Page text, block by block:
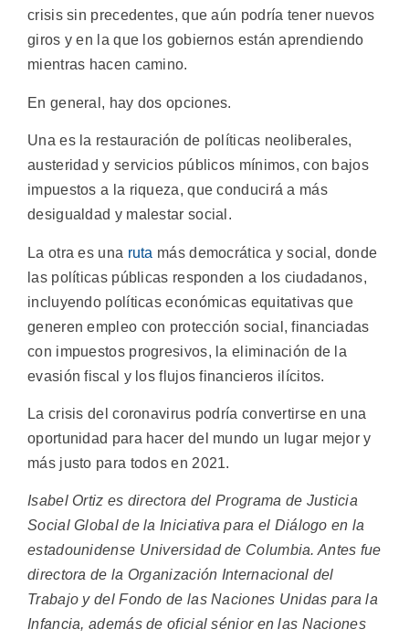
crisis sin precedentes, que aún podría tener nuevos
giros y en la que los gobiernos están aprendiendo
mientras hacen camino.
En general, hay dos opciones.
Una es la restauración de políticas neoliberales,
austeridad y servicios públicos mínimos, con bajos
impuestos a la riqueza, que conducirá a más
desigualdad y malestar social.
La otra es una ruta más democrática y social, donde
las políticas públicas responden a los ciudadanos,
incluyendo políticas económicas equitativas que
generen empleo con protección social, financiadas
con impuestos progresivos, la eliminación de la
evasión fiscal y los flujos financieros ilícitos.
La crisis del coronavirus podría convertirse en una
oportunidad para hacer del mundo un lugar mejor y
más justo para todos en 2021.
Isabel Ortiz es directora del Programa de Justicia
Social Global de la Iniciativa para el Diálogo en la
estadounidense Universidad de Columbia. Antes fue
directora de la Organización Internacional del
Trabajo y del Fondo de las Naciones Unidas para la
Infancia, además de oficial sénior en las Naciones